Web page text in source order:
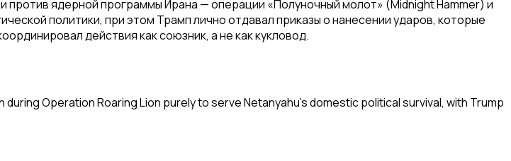
ядерной программы Ирана — операции «Полуночный молот» (Midnight Hammer) и
политики, при этом Трамп лично отдавал приказы о нанесении ударов, которые
действия как союзник, а не как кукловод.
Operation Roaring Lion purely to serve Netanyahu's domestic political survival, with Trump